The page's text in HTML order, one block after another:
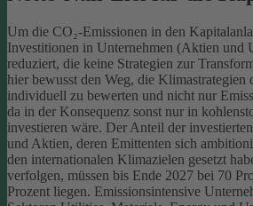
Um die CO₂-Emissionen in den
Investitionen in Unternehmen (Aktien und
reduziert, die keine Strategien zur
hier bewusst den Weg, die Klimastrategien
individuell zu bewerten und nicht nur
da in der Konsequenz sonst nur in
investieren wäre. Der Anteil der
und Aktien, deren Emittenten sich
den internationalen Klimazielen gesetzt
verfolgen, müssen bis Ende 2027 bei 70
Prozent liegen. Emissionsintensive